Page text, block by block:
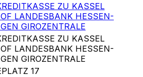
ZU KASSEL
LANDESBANK HESSEN-
GIROZENTRALE
ZU KASSEL
LANDESBANK HESSEN-
GIROZENTRALE
17